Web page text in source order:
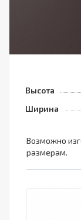
Высота
Ширина
Возможно
размерам.